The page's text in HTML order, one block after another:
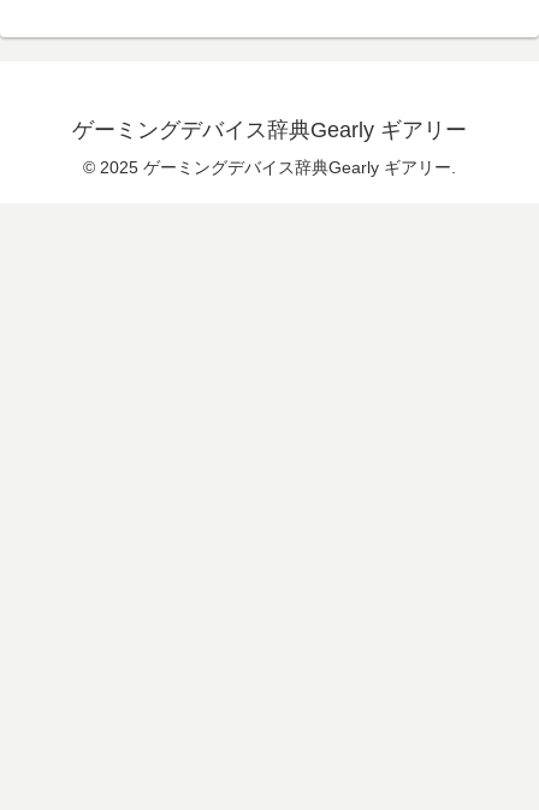
ゲーミングデバイス辞典Gearly ギアリー
© 2025 ゲーミングデバイス辞典Gearly ギアリー.